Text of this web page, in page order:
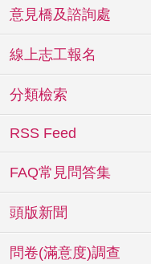
意見橋及諮詢處
線上志工報名
分類檢索
RSS Feed
FAQ常見問答集
頭版新聞
問卷(滿意度)調查